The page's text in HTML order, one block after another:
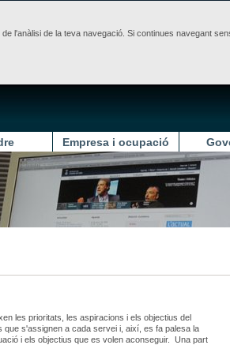
l'anàlisi de la teva navegació. Si continues navegant
Empresa i ocupació
les prioritats, les aspiracions i els objectius del
s'assignen a cada servei i, així, es fa palesa la
i els objectius que es volen aconseguir. Una part